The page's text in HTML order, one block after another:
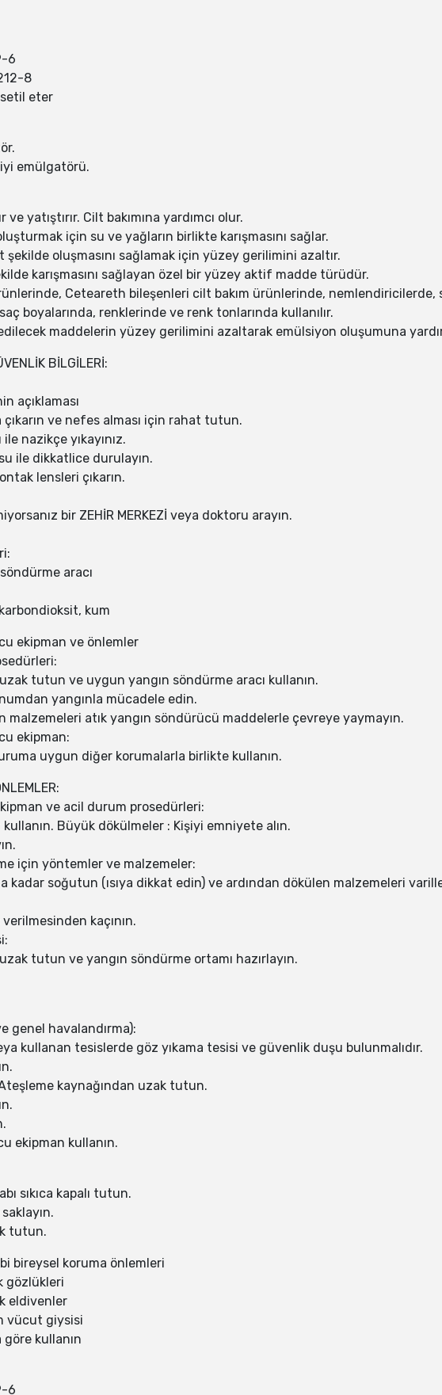
6
8
setil eter
emülgatörü.
yatıştırır. Cilt bakımına yardımcı olur.
için su ve yağların birlikte karışmasını sağlar.
şekilde oluşmasını sağlamak için yüzey gerilimini azaltır.
karışmasını sağlayan özel bir yüzey aktif madde türüdür.
Ceteareth bileşenleri cilt bakım ürünlerinde,
boyalarında, renklerinde ve renk tonlarında kullanılır.
maddelerin yüzey gerilimini azaltarak emülsiyon oluşumuna
BİLGİLERİ:
açıklaması
ve nefes alması için rahat tutun.
nazikçe yıkayınız.
ile dikkatlice durulayın.
lensleri çıkarın.
bir ZEHİR MERKEZİ veya doktoru arayın.
aracı
kum
ekipman ve önlemler
tutun ve uygun yangın söndürme aracı kullanın.
yangınla mücadele edin.
malzemeleri atık yangın söndürücü maddelerle çevreye yaymayın.
ekipman:
uygun diğer korumalarla birlikte kullanın.
ve acil durum prosedürleri:
Büyük dökülmeler : Kişiyi emniyete alın.
için yöntemler ve malzemeler:
kadar soğutun (ısıya dikkat edin) ve ardından dökülen malzemeleri
kaçının.
tutun ve yangın söndürme ortamı hazırlayın.
genel havalandırma):
kullanan tesislerde göz yıkama tesisi ve güvenlik duşu bulunmalıdır.
kaynağından uzak tutun.
ekipman kullanın.
sıkıca kapalı tutun.
tutun.
bireysel koruma önlemleri
gözlükleri
eldivenler
vücut giysisi
göre kullanın
6